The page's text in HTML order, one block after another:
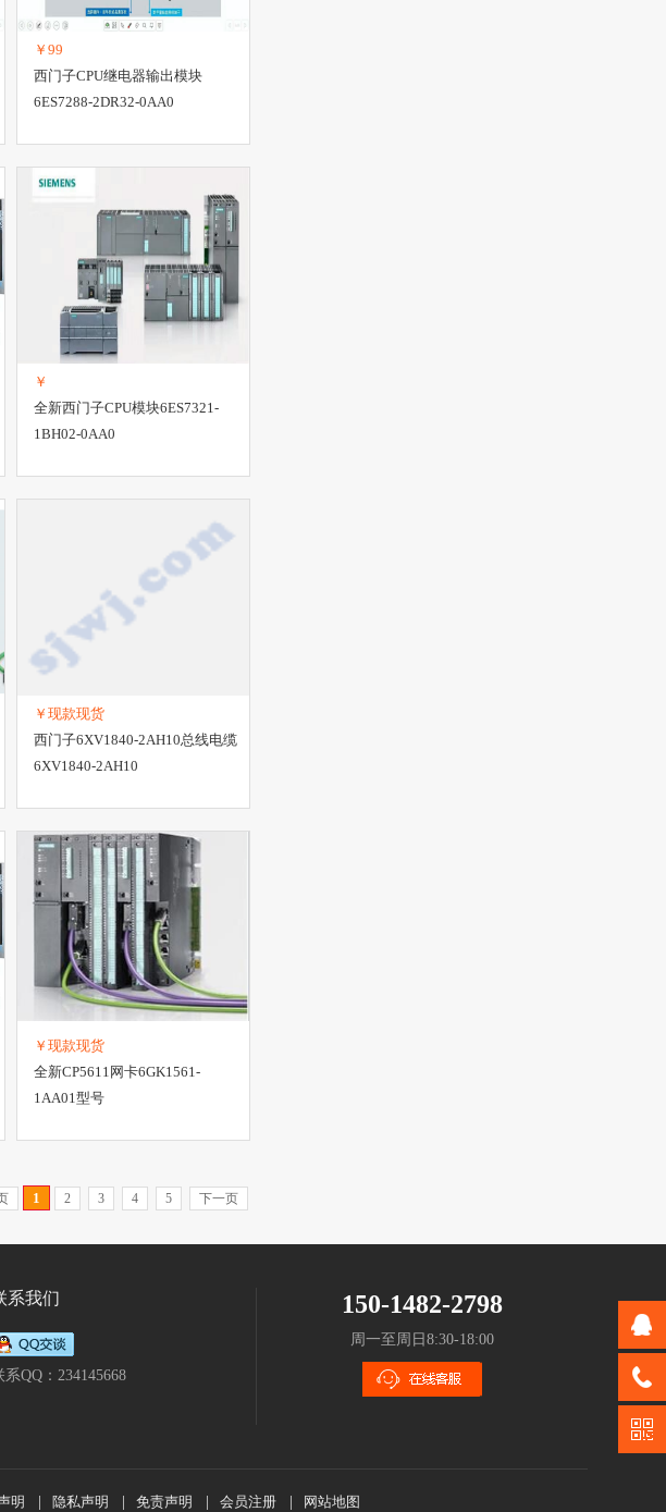
￥99
西门子CPU继电器输出模块
6ES7288-2DR32-0AA0
￥
全新西门子CPU模块6ES7321-
1BH02-0AA0
￥现款现货
西门子6XV1840-2AH10总线电缆
6XV1840-2AH10
￥现款现货
全新CP5611网卡6GK1561-
1AA01型号
1 2 3 4 5 下一页
系我们
系QQ：234145668
150-1482-2798
周一至周日8:30-18:00
明 隐私声明 免责声明 会员注册 网站地图